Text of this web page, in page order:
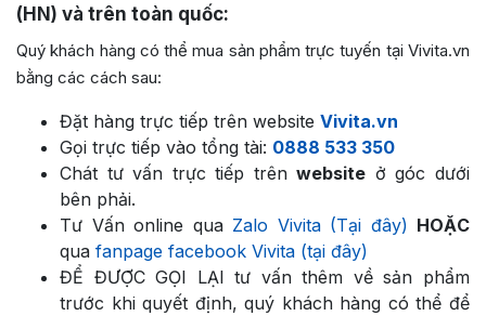
(HN) và trên toàn quốc:
Quý khách hàng có thể mua sản phẩm trực tuyến tại Vivita.vn
bằng các cách sau:
Đặt hàng trực tiếp trên website Vivita.vn
Gọi trực tiếp vào tổng tài: 0888 533 350
Chát tư vấn trực tiếp trênwebsite ở góc dưới
bên phải.
Tư Vấn online quaZalo Vivita (Tại đây) HOẶC
qua fanpage facebook Vivita (tại đây)
ĐỂ ĐƯỢC GỌI LẠI tư vấn thêm về sản phẩm
trước khi quyết định, quý khách hàng có thể để